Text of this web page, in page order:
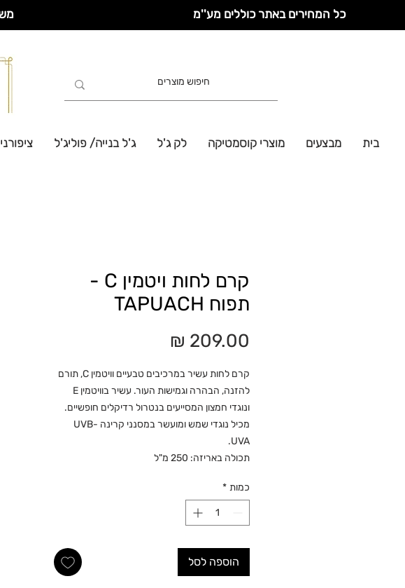
כל המחירים באתר כוללים מע''מ
בית מבצעים מוצרי קוסמטיקה לק ג'ל ג'ל בנייה/ פוליג'ל
קרם לחות ויטמין C -
תפוח TAPUACH
קרם לחות עשיר במרכיבים טבעיים וויטמין C, תורם
להזנה, הבהרה וגמישות העור. עשיר בוויטמין E
ונוגדי חמצון המסייעים בנטרול רדיקלים חופשיים.
מכיל נוגדי שמש ומועשר במסנני קרינה UVB-
UVA.
תכולה באריזה: 250 מ"ל
כמות *
הוספה לסל